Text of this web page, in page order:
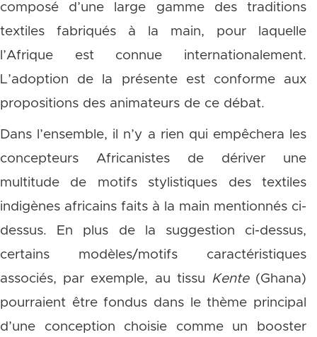
composé d’une large gamme des traditions
textiles fabriqués à la main, pour laquelle
l’Afrique est connue internationalement.
L’adoption de la présente est conforme aux
propositions des animateurs de ce débat.
Dans l’ensemble, il n’y a rien qui empêchera les
concepteurs Africanistes de dériver une
multitude de motifs stylistiques des textiles
indigènes africains faits à la main mentionnés ci-
dessus. En plus de la suggestion ci-dessus,
certains modèles/motifs caractéristiques
associés, par exemple, au tissu Kente(Ghana)
pourraient être fondus dans le thème principal
d’une conception choisie comme un booster